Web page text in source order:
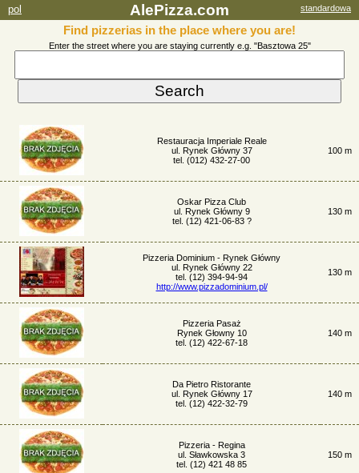
pol AlePizza.com standardowa
Find pizzerias in the place where you are!
Enter the street where you are staying currently e.g. "Basztowa 25"
Restauracja Imperiale Reale
ul. Rynek Główny 37
tel. (012) 432-27-00
100 m
Oskar Pizza Club
ul. Rynek Główny 9
tel. (12) 421-06-83 ?
130 m
Pizzeria Dominium - Rynek Główny
ul. Rynek Główny 22
tel. (12) 394-94-94
http://www.pizzadominium.pl/
130 m
Pizzeria Pasaż
Rynek Głowny 10
tel. (12) 422-67-18
140 m
Da Pietro Ristorante
ul. Rynek Główny 17
tel. (12) 422-32-79
140 m
Pizzeria - Regina
ul. Sławkowska 3
tel. (12) 421 48 85
150 m